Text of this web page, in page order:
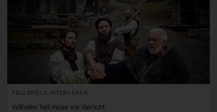
TELLSPIELE INTERLAKEN
Wilhelm Tell muss vor Gericht